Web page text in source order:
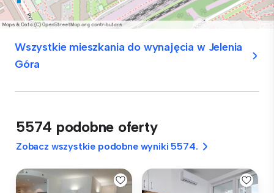
Wszystkie mieszkania do wynajęcia w Jelenia
Góra
5574 podobne oferty
Zobacz wszystkie podobne wyniki 5574.